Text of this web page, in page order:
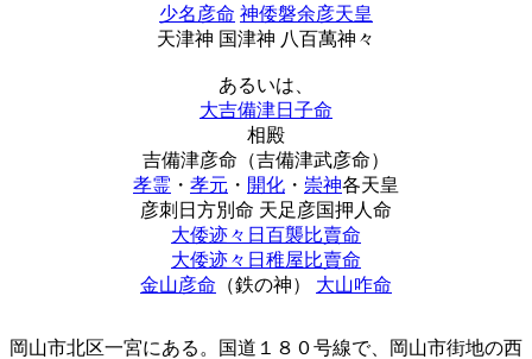
少名彦命 神倭磐余彦天皇
天津神 国津神 八百萬神々
あるいは、
大吉備津日子命
相殿
吉備津彦命（吉備津武彦命）
孝霊 ・ 孝元 ・ 開化 ・ 崇神各天皇
彦刺日方別命 天足彦国押人命
大倭迹々日百襲比賣命
大倭迹々日稚屋比賣命
金山彦命 （鉄の神） 大山咋命
岡山市北区一宮にある。国道１８０号線で、岡山市街地の西